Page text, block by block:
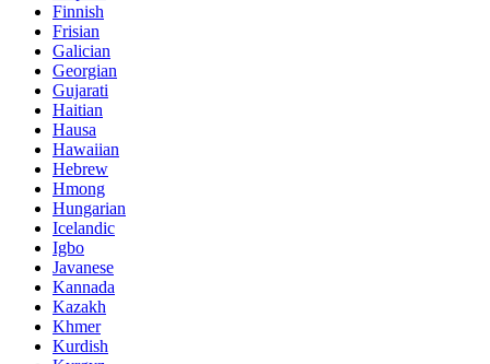
Finnish
Frisian
Galician
Georgian
Gujarati
Haitian
Hausa
Hawaiian
Hebrew
Hmong
Hungarian
Icelandic
Igbo
Javanese
Kannada
Kazakh
Khmer
Kurdish